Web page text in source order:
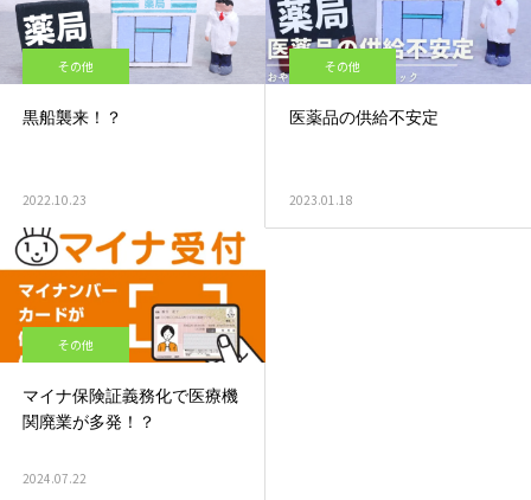
その他
黒船襲来！？
2022.10.23
その他
医薬品の供給不安定
2023.01.18
その他
マイナ保険証義務化で医療機
関廃業が多発！？
2024.07.22